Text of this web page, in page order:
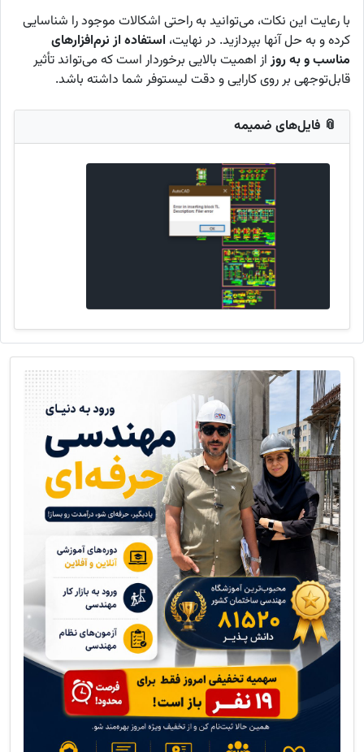
با رعایت این نکات، می‌توانید به راحتی اشکالات موجود را شناسایی
کرده و به حل آنها بپردازید. در نهایت، استفاده از نرم‌افزارهای
مناسب و به روزاز اهمیت بالایی برخوردار است که می‌تواند تأثیر
قابل‌توجهی بر روی کارایی و دقت لیستوفر شما داشته باشد.
📎 فایل‌های ضمیمه